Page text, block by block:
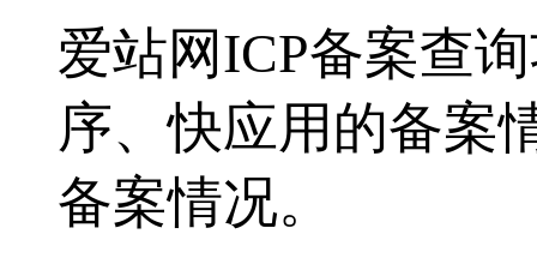
爱站网ICP备案查
序、快应用的备案
备案情况。